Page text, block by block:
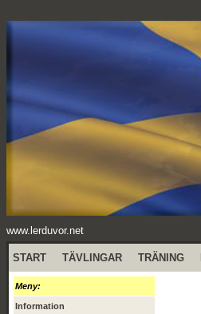
www.lerduvor.net
START TÄVLINGAR TRÄNING
Meny:
Information